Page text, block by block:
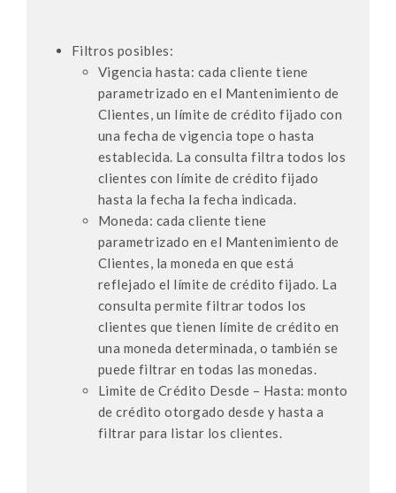
Filtros posibles:
Vigencia hasta: cada cliente tiene
parametrizado en el Mantenimiento de
Clientes, un límite de crédito fijado con
una fecha de vigencia tope o hasta
establecida. La consulta filtra todos los
clientes con límite de crédito fijado
hasta la fecha la fecha indicada.
Moneda: cada cliente tiene
parametrizado en el Mantenimiento de
Clientes, la moneda en que está
reflejado el límite de crédito fijado. La
consulta permite filtrar todos los
clientes que tienen límite de crédito en
una moneda determinada, o también se
puede filtrar en todas las monedas.
Limite de Crédito Desde – Hasta: monto
de crédito otorgado desde y hasta a
filtrar para listar los clientes.